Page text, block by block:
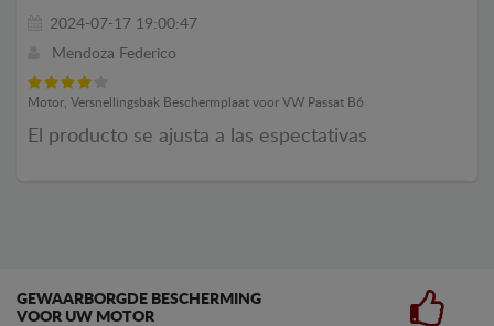
2024-07-17 19:00:47
Mendoza Federico
Motor, Versnellingsbak Beschermplaat voor VW Passat B6
El producto se ajusta a las espectativas
GEWAARBORGDE BESCHERMING
VOOR UW MOTOR